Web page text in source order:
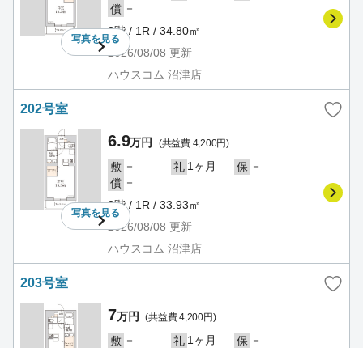
写真を見る
償 －
2階 / 1R / 34.80㎡
2026/08/08 更新
ハウスコム 沼津店
202号室
写真を見る
6.9万円 (共益費 4,200円)
敷 － 礼 1ヶ月 保 －
償 －
2階 / 1R / 33.93㎡
2026/08/08 更新
ハウスコム 沼津店
203号室
7万円 (共益費 4,200円)
敷 － 礼 1ヶ月 保 －